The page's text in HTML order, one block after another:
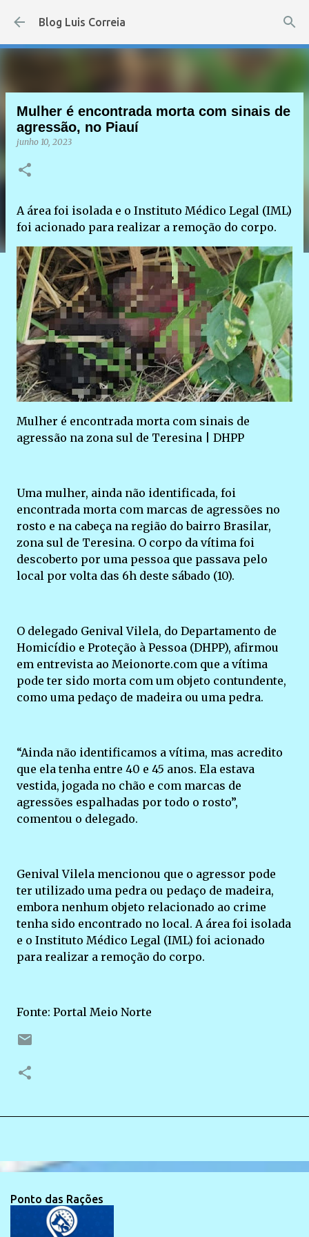
Pular para o conteúdo principal
Blog Luis Correia
Mulher é encontrada morta com sinais de
agressão, no Piauí
junho 10, 2023
A área foi isolada e o Instituto Médico Legal (IML)
foi acionado para realizar a remoção do corpo.
Mulher é encontrada morta com sinais de
agressão na zona sul de Teresina | DHPP
Uma mulher, ainda não identificada, foi
encontrada morta com marcas de agressões no
rosto e na cabeça na região do bairro Brasilar,
zona sul de Teresina. O corpo da vítima foi
descoberto por uma pessoa que passava pelo
local por volta das 6h deste sábado (10).
O delegado Genival Vilela, do Departamento de
Homicídio e Proteção à Pessoa (DHPP), afirmou
em entrevista ao Meionorte.com que a vítima
pode ter sido morta com um objeto contundente,
como uma pedaço de madeira ou uma pedra.
“Ainda não identificamos a vítima, mas acredito
que ela tenha entre 40 e 45 anos. Ela estava
vestida, jogada no chão e com marcas de
agressões espalhadas por todo o rosto”,
comentou o delegado.
Genival Vilela mencionou que o agressor pode
ter utilizado uma pedra ou pedaço de madeira,
embora nenhum objeto relacionado ao crime
tenha sido encontrado no local. A área foi isolada
e o Instituto Médico Legal (IML) foi acionado
para realizar a remoção do corpo.
Fonte: Portal Meio Norte
Ponto das Rações